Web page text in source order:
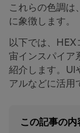
これらの色調は
に象徴します。
以下では、HEX
宙インスパイア
紹介します。UI
アルなどに活用
この記事の内